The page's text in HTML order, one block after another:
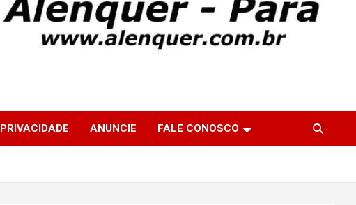
PRIVACIDADE ANUNCIE FALE CONOSCO